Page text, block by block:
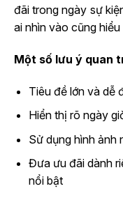
đãi trong ngày sự
ai nhìn vào cũng
Một số lưu ý quan
Tiêu đề lớn và dễ
Hiển thị rõ ngày
Sử dụng hình ảnh
Đưa ưu đãi dành
nổi bật